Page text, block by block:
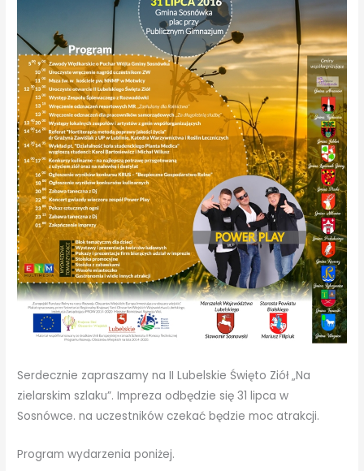
Serdecznie zapraszamy na II Lubelskie Święto Ziół „Na
zielarskim szlaku”. Impreza odbędzie się 31 lipca w
Sosnówce. na uczestników czekać będzie moc atrakcji.
Program wydarzenia poniżej.